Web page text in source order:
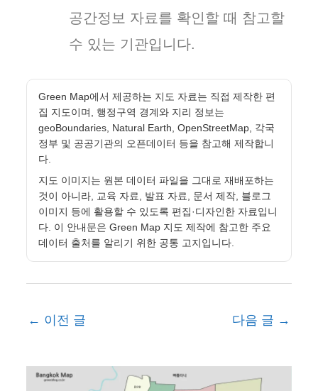
공간정보 자료를 확인할 때 참고할
수 있는 기관입니다.
Green Map에서 제공하는 지도 자료는 직접 제작한 편
집 지도이며, 행정구역 경계와 지리 정보는
geoBoundaries, Natural Earth, OpenStreetMap, 각국
정부 및 공공기관의 오픈데이터 등을 참고해 제작합니
다.
지도 이미지는 원본 데이터 파일을 그대로 재배포하는
것이 아니라, 교육 자료, 발표 자료, 문서 제작, 블로그
이미지 등에 활용할 수 있도록 편집·디자인한 자료입니
다. 이 안내문은 Green Map 지도 제작에 참고한 주요
데이터 출처를 알리기 위한 공통 고지입니다.
← 이전 글 다음 글 →